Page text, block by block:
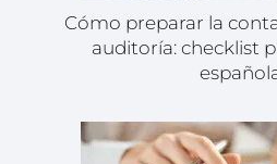
Cómo preparar la
auditoría: checklist